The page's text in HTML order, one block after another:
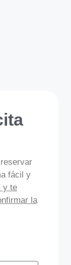
fácil y
y te
la